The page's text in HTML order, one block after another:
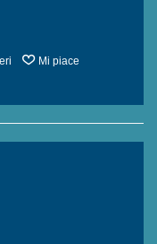
Mi piace